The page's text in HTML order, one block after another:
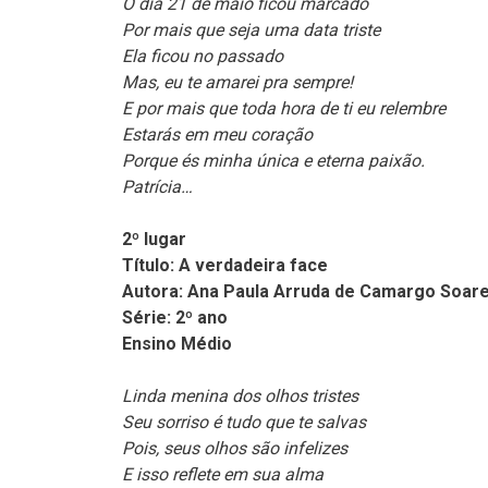
Por mais que seja uma data triste
Ela ficou no passado
Mas, eu te amarei pra sempre!
E por mais que toda hora de ti eu relembre
Estarás em meu coração
Porque és minha única e eterna paixão.
Patrícia…
2º lugar
Título: A verdadeira face
Autora: Ana Paula Arruda de Camargo
Série: 2º ano
Ensino Médio
Linda menina dos olhos tristes
Seu sorriso é tudo que te salvas
Pois, seus olhos são infelizes
E isso reflete em sua alma